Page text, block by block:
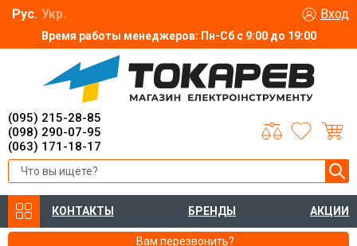
Время работы менеджеров: Пн-Сб с 9:00 до 19:00
Рус. Укр. Вход
(095) 215-28-85
(098) 290-07-95
(063) 171-18-17
КОНТАКТЫ БРЕНДЫ АКЦИИ
Вам перезвонить?